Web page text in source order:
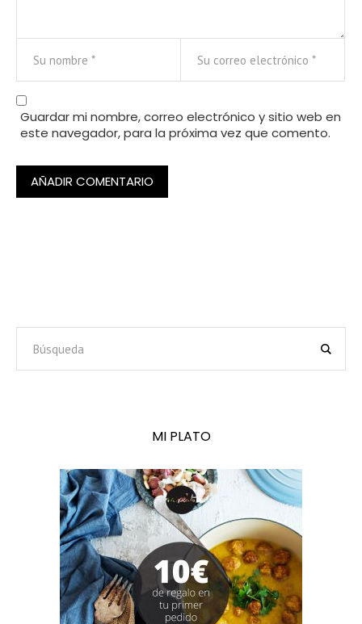
Guardar mi nombre, correo electrónico y sitio web en
este navegador, para la próxima vez que comento.
MI PLATO